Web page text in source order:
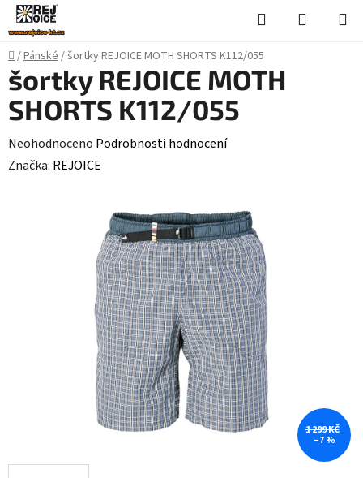
Přejít
na
obsah
Hledat
KOŠÍK
Domů
/Pánské/šortky REJOICE MOTH SHORTS K112/055
šortky REJOICE MOTH
SHORTS K112/055
Průměrné
hodnocení
Neohodnoceno Podrobnosti hodnocení
Značka: REJOICE
1 299 KČ
–7 %